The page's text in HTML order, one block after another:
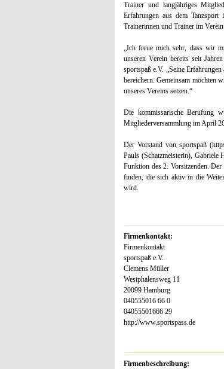
Trainer und langjähriges
Erfahrungen aus dem
Trainerinnen und Trainer im
„Ich freue mich sehr, dass wir
unseren Verein bereits seit
sportspaß e.V. „Seine
bereichern. Gemeinsam möchten
unseres Vereins setzen.“
Die kommissarische Berufung
Mitgliederversammlung im April
Der Vorstand von sportspaß
Pauls (Schatzmeisterin),
Funktion des 2. Vorsitzenden.
finden, die sich aktiv in die
wird.
Firmenkontakt:
Firmenkontakt
sportspaß e.V.
Clemens Müller
Westphalensweg 11
20099 Hamburg
040555016 66 0
04055501666 29
http://www.sportspass.de
Firmenbeschreibung: